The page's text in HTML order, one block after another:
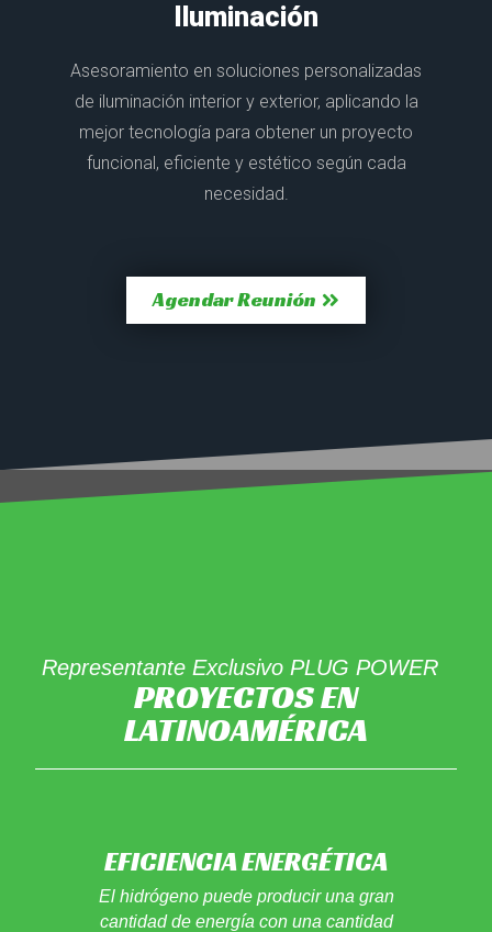
Iluminación
Asesoramiento en soluciones personalizadas
de iluminación interior y exterior, aplicando la
mejor tecnología para obtener un proyecto
funcional, eficiente y estético según cada
necesidad.
Agendar Reunión
Representante Exclusivo PLUG POWER
PROYECTOS EN
LATINOAMÉRICA
EFICIENCIA ENERGÉTICA
El hidrógeno puede producir una gran
cantidad de energía con una cantidad